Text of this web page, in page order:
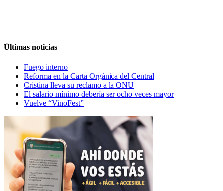
Últimas noticias
Fuego interno
Reforma en la Carta Orgánica del Central
Cristina lleva su reclamo a la ONU
El salario mínimo debería ser ocho veces mayor
Vuelve “VinoFest”